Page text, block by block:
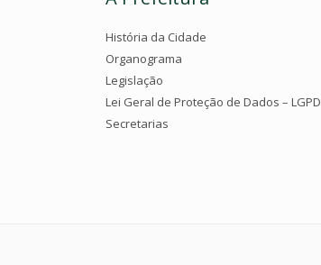
História da Cidade
Organograma
Legislação
Lei Geral de Proteção de Dados – LGPD
Secretarias